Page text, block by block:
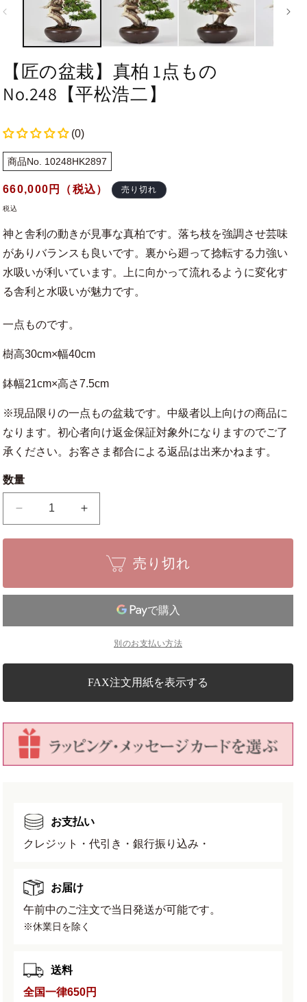
【匠の盆栽】真柏 1点もの
No.248【平松浩二】
(0)
商品No. 10248HK2897
通
常
格
660,000 円（税込） 売り切れ
税込
神と舎利の動きが見事な真柏です。落ち枝を強調させ芸味
がありバランスも良いです。裏から廻って捻転する力強い
水吸いが利いています。上に向かって流れるように変化す
る舎利と水吸いが魅力です。
一点ものです。
樹高30cm×幅40cm
鉢幅21cm×高さ7.5cm
※現品限りの一点もの盆栽です。中級者以上向けの商品に
なります。初心者向け返金保証対象外になりますのでご了
承ください。お客さま都合による返品は出来かねます。
数量
柏
点
の
二】
の
数
ら
す
【匠
柏
点
の
No.248【平
二】
の
や
す
売り切れ
別のお支払い方法
FAX注文用紙を表示する
お支払い
クレジット・代引き・銀行振り込み・
お届け
午前中のご注文で当日発送が可能です。
※休業日を除く
送料
全国一律650円